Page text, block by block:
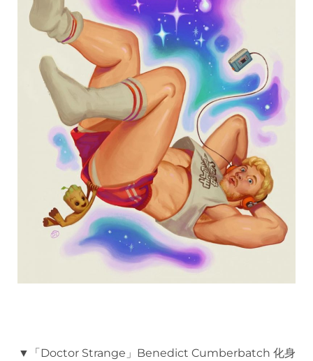
▼「Doctor Strange」Benedict Cumberbatch 化身